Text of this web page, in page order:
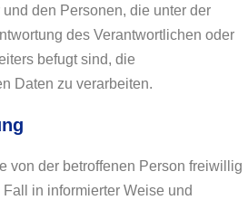
den Personen, die unter der
des Verantwortlichen oder
befugt sind, die
Daten zu verarbeiten.
von der betroffenen Person freiwillig
in informierter Weise und